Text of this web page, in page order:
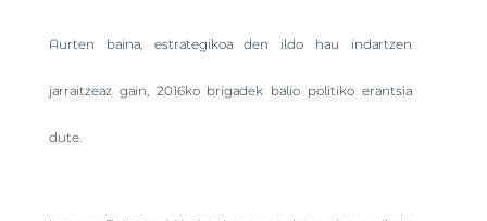
Aurten baina, estrategikoa den ildo hau indartzen
jarraitzeaz gain, 2016ko brigadek balio politiko erantsia
dute.